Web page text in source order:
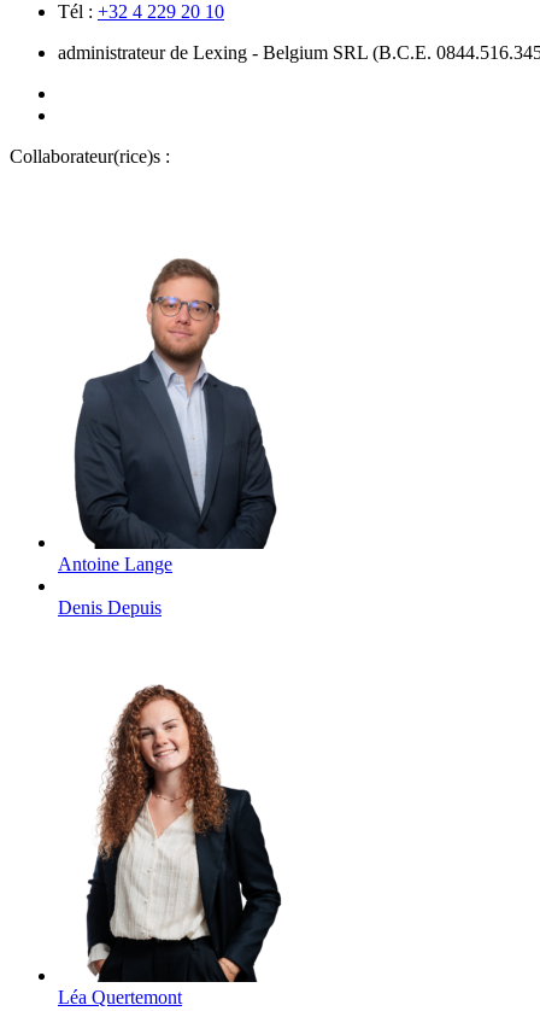
Tél : +32 4 229 20 10
administrateur de Lexing - Belgium SRL (B.C.E.
Collaborateur(rice)s :
Antoine Lange
Denis Depuis
Léa Quertemont